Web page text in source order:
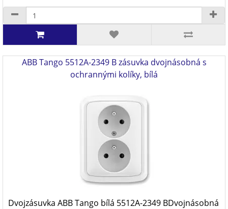
ABB Tango 5512A-2349 B zásuvka dvojnásobná s
ochrannými kolíky, bílá
Dvojzásuvka ABB Tango bílá 5512A-2349 BDvojnásobná